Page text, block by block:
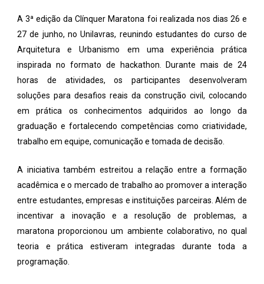
A 3ª edição da Clínquer Maratona foi realizada nos dias 26 e
27 de junho, no Unilavras, reunindo estudantes do curso de
Arquitetura e Urbanismo em uma experiência prática
inspirada no formato de hackathon. Durante mais de 24
horas de atividades, os participantes desenvolveram
soluções para desafios reais da construção civil, colocando
em prática os conhecimentos adquiridos ao longo da
graduação e fortalecendo competências como criatividade,
trabalho em equipe, comunicação e tomada de decisão.
A iniciativa também estreitou a relação entre a formação
acadêmica e o mercado de trabalho ao promover a interação
entre estudantes, empresas e instituições parceiras. Além de
incentivar a inovação e a resolução de problemas, a
maratona proporcionou um ambiente colaborativo, no qual
teoria e prática estiveram integradas durante toda a
programação.